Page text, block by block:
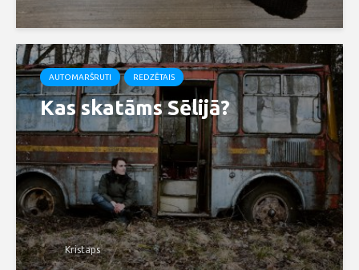
AUTOMARŠRUTI REDZĒTAIS
Kas skatāms Sēlijā?
Kristaps